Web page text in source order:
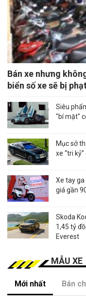
Bán xe nhưng
biển số xe sẽ bị
Siêu
"bí mật"
Mục sở
xe “tri
Xe tay ga
giá gần
Skoda
1,45 tỷ
Everest
MẪU XE
Mới nhất Bán